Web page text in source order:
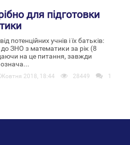
для підготовки
потенційних учнів і їх батьків:
ЗНО з математики за рік (8
на це питання, завжди
2018, 18:44 28449 1